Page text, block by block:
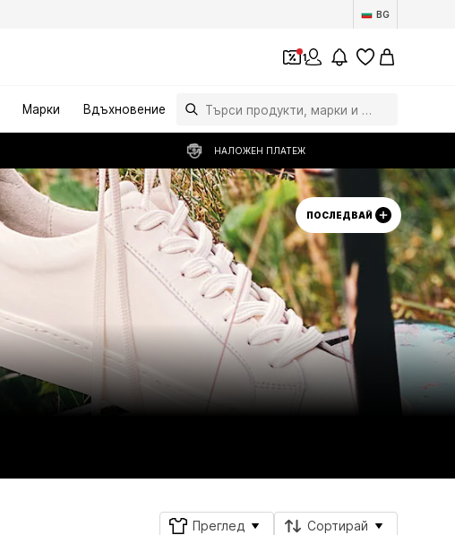
BG
1
Марки Вдъхновение
НАЛОЖЕН ПЛАТЕЖ
ПОСЛЕДВАЙ
Преглед Сортирай